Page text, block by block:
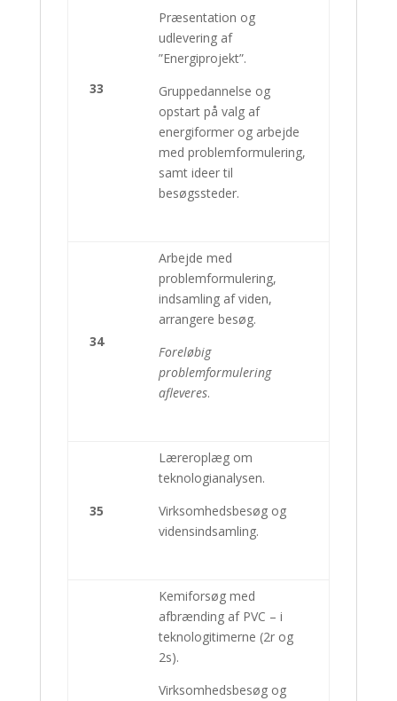
33
Præsentation og
udlevering af
”Energiprojekt”.
Gruppedannelse og
opstart på valg af
energiformer og arbejde
med problemformulering,
samt ideer til
besøgssteder.
34
Arbejde med
problemformulering,
indsamling af viden,
arrangere besøg.
Foreløbig
problemformulering
afleveres.
35
Læreroplæg om
teknologianalysen.
Virksomhedsbesøg og
vidensindsamling.
Kemiforsøg med
afbrænding af PVC – i
teknologitimerne (2r og
2s).
Virksomhedsbesøg og